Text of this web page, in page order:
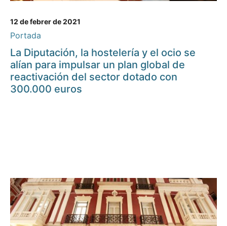
12 de febrer de 2021
Portada
La Diputación, la hostelería y el ocio se
alían para impulsar un plan global de
reactivación del sector dotado con
300.000 euros